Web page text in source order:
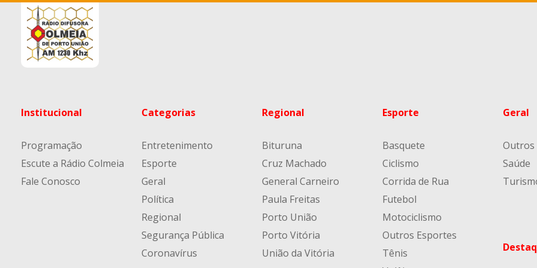
Institucional
Programação
Escute a Rádio Colmeia
Fale Conosco
Categorias
Entretenimento
Esporte
Geral
Política
Regional
Segurança Pública
Coronavírus
Regional
Bituruna
Cruz Machado
General Carneiro
Paula Freitas
Porto União
Porto Vitória
União da Vitória
Esporte
Basquete
Ciclismo
Corrida de Rua
Futebol
Motociclismo
Outros Esportes
Tênis
Geral
Outros
Saúde